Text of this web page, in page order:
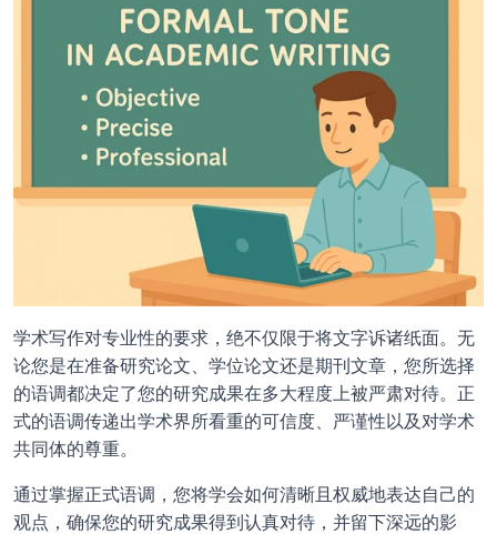
学术写作对专业性的要求，绝不仅限于将文字诉诸纸面。无
论您是在准备研究论文、学位论文还是期刊文章，您所选择
的语调都决定了您的研究成果在多大程度上被严肃对待。正
式的语调传递出学术界所看重的可信度、严谨性以及对学术
共同体的尊重。
通过掌握正式语调，您将学会如何清晰且权威地表达自己的
观点，确保您的研究成果得到认真对待，并留下深远的影